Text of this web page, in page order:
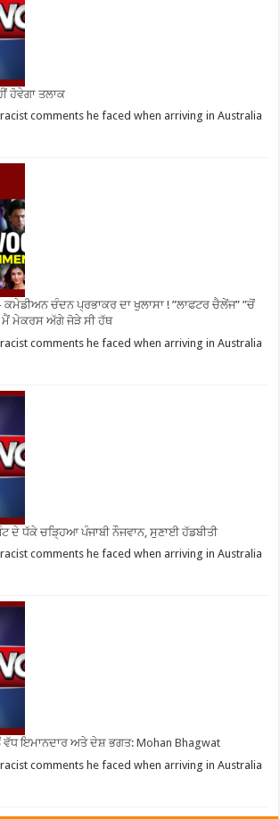
ਹੋਵੇਗਾ ਤਲਾਕ
comments he faced when arriving in Australia
ਕਮੇਡੀਅਨ ਚੰਦਨ ਪ੍ਰਭਾਕਰ ਦਾ ਖੁਲਾਸਾ ! ”ਲਾਫਟਰ ਚੈਲੇਂਜ” ”ਚੋਂ
ਮੈਂ ਮੇਕਰਸ ਅੱਗੇ ਜੋੜੇ ਸੀ ਹੱਥ
comments he faced when arriving in Australia
ਦੇ ਧੱਕੇ ਚੜ੍ਹਿਆ ਪੰਜਾਬੀ ਨੌਜਵਾਨ, ਸੁਣਾਈ ਹੱਡਬੀਤੀ
comments he faced when arriving in Australia
ਵੱਧ ਇਮਾਨਦਾਰ ਅਤੇ ਦੇਸ਼ ਭਗਤ: Mohan Bhagwat
comments he faced when arriving in Australia